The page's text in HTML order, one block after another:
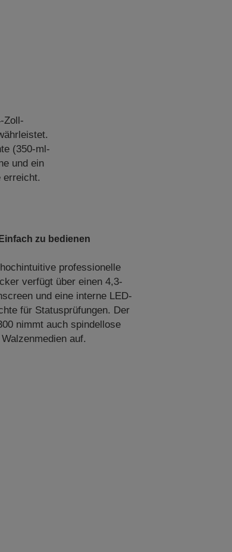
Zoll-
(350-ml-
und ein
erreicht.
Einfach zu bedienen
professionelle
verfügt über einen 4,3-
und eine interne LED-
für Statusprüfungen. Der
nimmt auch spindellose
Walzenmedien auf.